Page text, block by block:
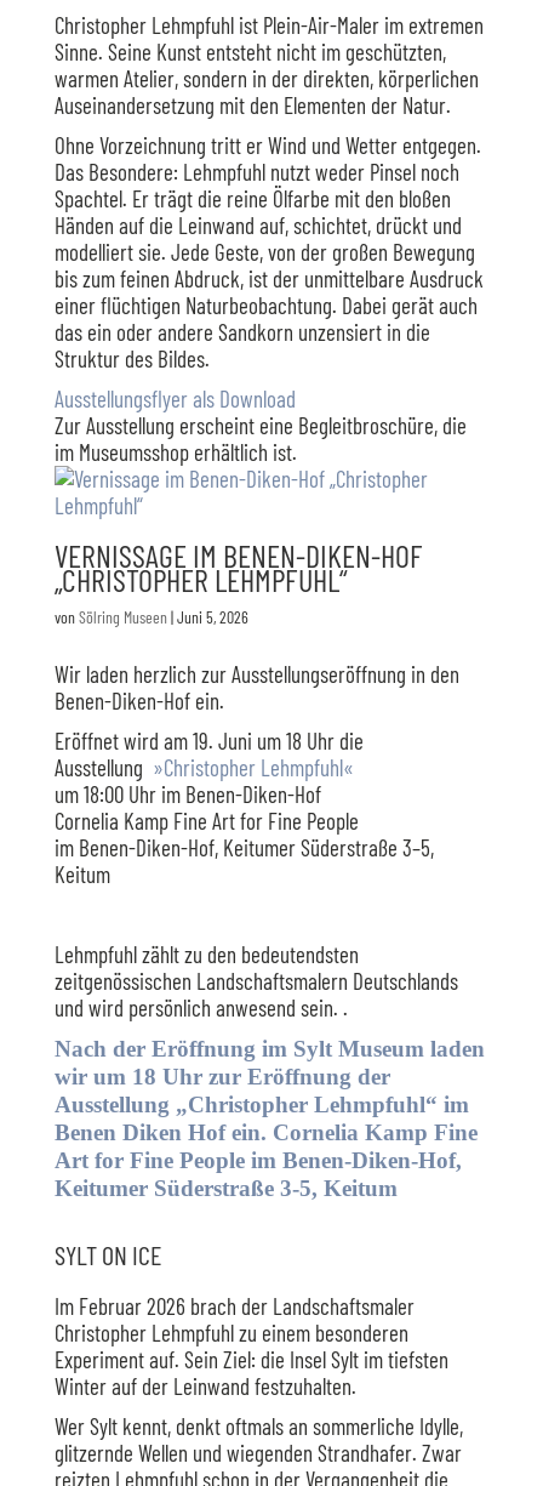
Christopher Lehmpfuhl ist Plein-Air-Maler im extremen
Sinne. Seine Kunst entsteht nicht im geschützten,
warmen Atelier, sondern in der direkten, körperlichen
Auseinandersetzung mit den Elementen der Natur.
Ohne Vorzeichnung tritt er Wind und Wetter entgegen.
Das Besondere: Lehmpfuhl nutzt weder Pinsel noch
Spachtel. Er trägt die reine Ölfarbe mit den bloßen
Händen auf die Leinwand auf, schichtet, drückt und
modelliert sie. Jede Geste, von der großen Bewegung
bis zum feinen Abdruck, ist der unmittelbare Ausdruck
einer flüchtigen Naturbeobachtung. Dabei gerät auch
das ein oder andere Sandkorn unzensiert in die
Struktur des Bildes.
Ausstellungsflyer als Download
Zur Ausstellung erscheint eine Begleitbroschüre, die
im Museumsshop erhältlich ist.
VERNISSAGE IM BENEN-DIKEN-HOF
„CHRISTOPHER LEHMPFUHL“
vonSölring Museen|Juni 5, 2026
Wir laden herzlich zur Ausstellungseröffnung in den
Benen-Diken-Hof ein.
Eröffnet wird am 19. Juni um 18 Uhr die
Ausstellung »Christopher Lehmpfuhl«
um 18:00 Uhr im Benen-Diken-Hof
Cornelia Kamp Fine Art for Fine People
im Benen-Diken-Hof, Keitumer Süderstraße 3–5,
Keitum
Lehmpfuhl zählt zu den bedeutendsten
zeitgenössischen Landschaftsmalern Deutschlands
und wird persönlich anwesend sein. .
Nach der Eröffnung im Sylt Museum laden
wir um 18 Uhr zur Eröffnung der
Ausstellung „Christopher Lehmpfuhl“ im
Benen Diken Hof ein. Cornelia Kamp Fine
Art for Fine People im Benen-Diken-Hof,
Keitumer Süderstraße 3-5, Keitum
SYLT ON ICE
Im Februar 2026 brach der Landschaftsmaler
Christopher Lehmpfuhl zu einem besonderen
Experiment auf. Sein Ziel: die Insel Sylt im tiefsten
Winter auf der Leinwand festzuhalten.
Wer Sylt kennt, denkt oftmals an sommerliche Idylle,
glitzernde Wellen und wiegenden Strandhafer. Zwar
reizten Lehmpfuhl schon in der Vergangenheit die